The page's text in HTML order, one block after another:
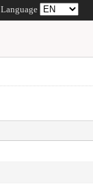
Language